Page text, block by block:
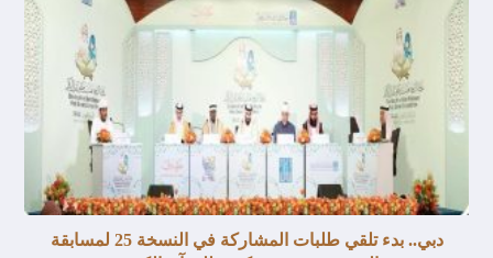
دبي.. بدء تلقي طلبات المشاركة في النسخة 25 لمسابقة